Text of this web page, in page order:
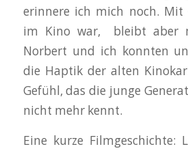
erinnere ich mich noch. Mit
im Kino war, bleibt aber
Norbert und ich konnten
die Haptik der alten
Gefühl, das die junge
nicht mehr kennt.
Eine kurze Filmgeschichte: